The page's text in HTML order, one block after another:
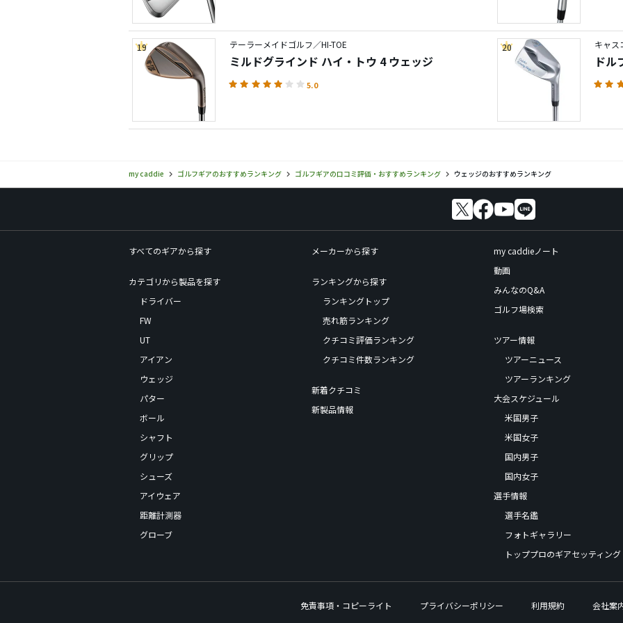
19 テーラーメイドゴルフ／HI-TOE
ミルドグラインド ハイ・トウ 4 ウェッジ
5.0
20 キャス
ドル
my caddie ゴルフギアのおすすめランキング ゴルフギアの口コミ評価・おすすめランキング ウェッジのおすすめランキング
すべてのギアから探す
カテゴリから製品を探す
ドライバー
FW
UT
アイアン
ウェッジ
パター
ボール
シャフト
グリップ
シューズ
アイウェア
距離計測器
グローブ
メーカーから探す
ランキングから探す
ランキングトップ
売れ筋ランキング
クチコミ評価ランキング
クチコミ件数ランキング
新着クチコミ
新製品情報
my caddieノート
動画
みんなのQ&A
ゴルフ場検索
ツアー情報
ツアーニュース
ツアーランキング
大会スケジュール
米国男子
米国女子
国内男子
国内女子
選手情報
選手名鑑
フォトギャラリー
トッププロのギアセッティング
免責事項・コピーライト プライバシーポリシー 利用規約 会社案